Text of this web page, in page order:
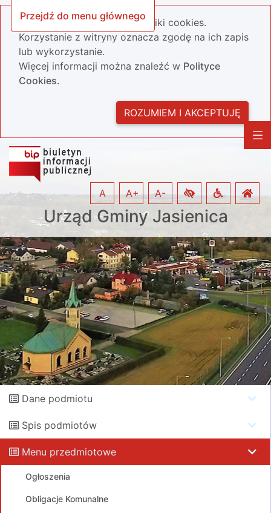
Przejdź do menu głównego
Nasza strona wykorzystuje pliki cookies.
Korzystanie z witryny oznacza zgodę na ich zapis
lub wykorzystanie.
Więcej informacji można znaleźć w Polityce
Cookies.
ROZUMIEM I AKCEPTUJĘ
Urząd Gminy Jasienica
A A+ A-
Dane podmiotu
Spis podmiotów
Menu przedmiotowe
Ogłoszenia
Obligacje Komunalne